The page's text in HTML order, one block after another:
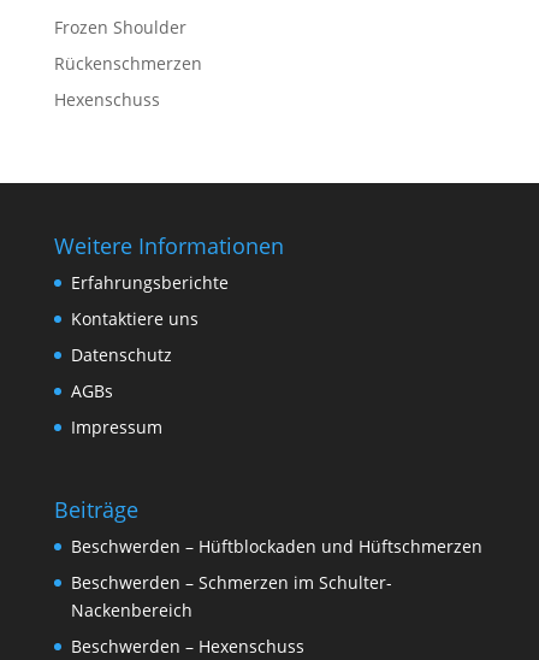
Frozen Shoulder
Rückenschmerzen
Hexenschuss
Weitere Informationen
Erfahrungsberichte
Kontaktiere uns
Datenschutz
AGBs
Impressum
Beiträge
Beschwerden – Hüftblockaden und Hüftschmerzen
Beschwerden – Schmerzen im Schulter-
Nackenbereich
Beschwerden – Hexenschuss